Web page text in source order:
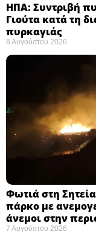
ΗΠΑ: Συντριβή
Γιούτα κατά τη
πυρκαγιάς ​
8 Αυγούστου 2026
Φωτιά στη
πάρκο με
άνεμοι στην
7 Αυγούστου 2026